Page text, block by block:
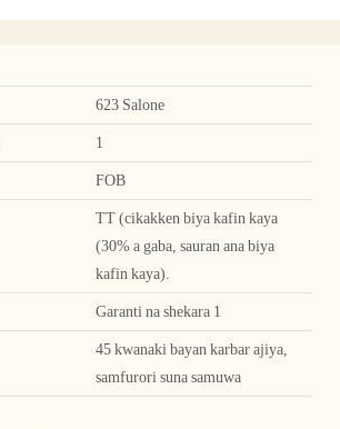
623 Salone
1
FOB
TT (cikakken biya kafin kaya
(30% a gaba, sauran ana biya
kafin kaya).
Garanti na shekara 1
45 kwanaki bayan karbar ajiya,
samfurori suna samuwa